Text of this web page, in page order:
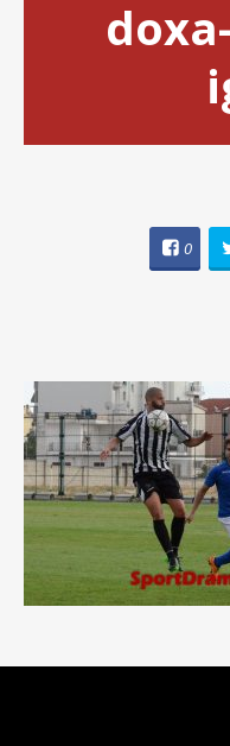
0